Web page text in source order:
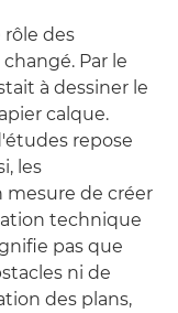
rôle des
Par le
à dessiner le
calque.
repose
les
de créer
technique
pas que
ni de
des plans,